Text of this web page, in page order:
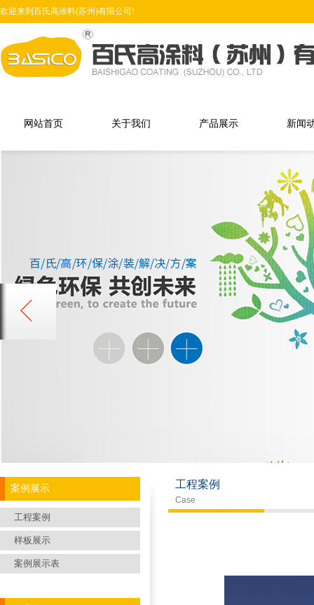
欢迎来到百氏高涂料(苏州)有限公司!
网站首页 关于我们 产品展示 新闻
案例展示
工程案例
样板展示
案例展示表
工程案例
Case